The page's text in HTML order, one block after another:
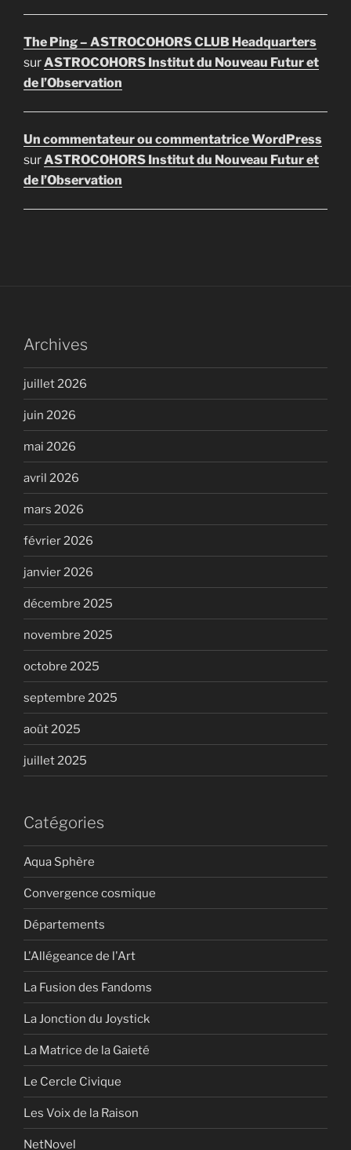
The Ping – ASTROCOHORS CLUB Headquarters
surASTROCOHORS Institut du Nouveau Futur et
de l’Observation
Un commentateur ou commentatrice WordPress
surASTROCOHORS Institut du Nouveau Futur et
de l’Observation
Archives
juillet 2026
juin 2026
mai 2026
avril 2026
mars 2026
février 2026
janvier 2026
décembre 2025
novembre 2025
octobre 2025
septembre 2025
août 2025
juillet 2025
Catégories
Aqua Sphère
Convergence cosmique
Départements
L'Allégeance de l'Art
La Fusion des Fandoms
La Jonction du Joystick
La Matrice de la Gaieté
Le Cercle Civique
Les Voix de la Raison
NetNovel